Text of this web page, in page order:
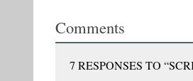
Comments
7 RESPONSES TO